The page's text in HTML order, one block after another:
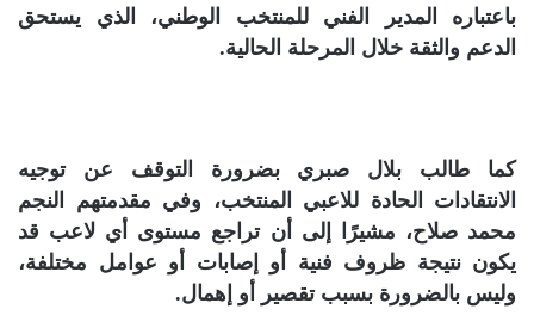
باعتباره المدير الفني للمنتخب الوطني، الذي يستحق
الدعم والثقة خلال المرحلة الحالية.
كما طالب بلال صبري بضرورة التوقف عن توجيه
الانتقادات الحادة للاعبي المنتخب، وفي مقدمتهم النجم
محمد صلاح، مشيرًا إلى أن تراجع مستوى أي لاعب قد
يكون نتيجة ظروف فنية أو إصابات أو عوامل مختلفة،
وليس بالضرورة بسبب تقصير أو إهمال.